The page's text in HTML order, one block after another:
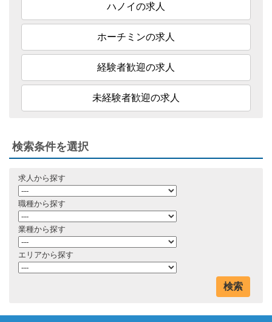
ハノイの求人
ホーチミンの求人
経験者歓迎の求人
未経験者歓迎の求人
検索条件を選択
求人から探す
職種から探す
業種から探す
エリアから探す
検索